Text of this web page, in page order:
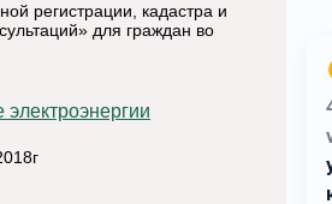
регистрации, кадастра и
для граждан во